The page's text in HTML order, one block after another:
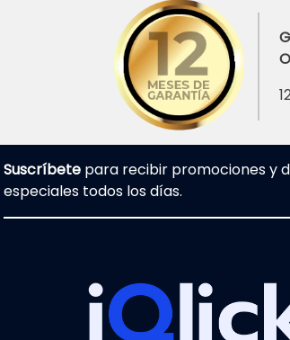
Suscríbete para recibir promociones y
especiales todos los días.